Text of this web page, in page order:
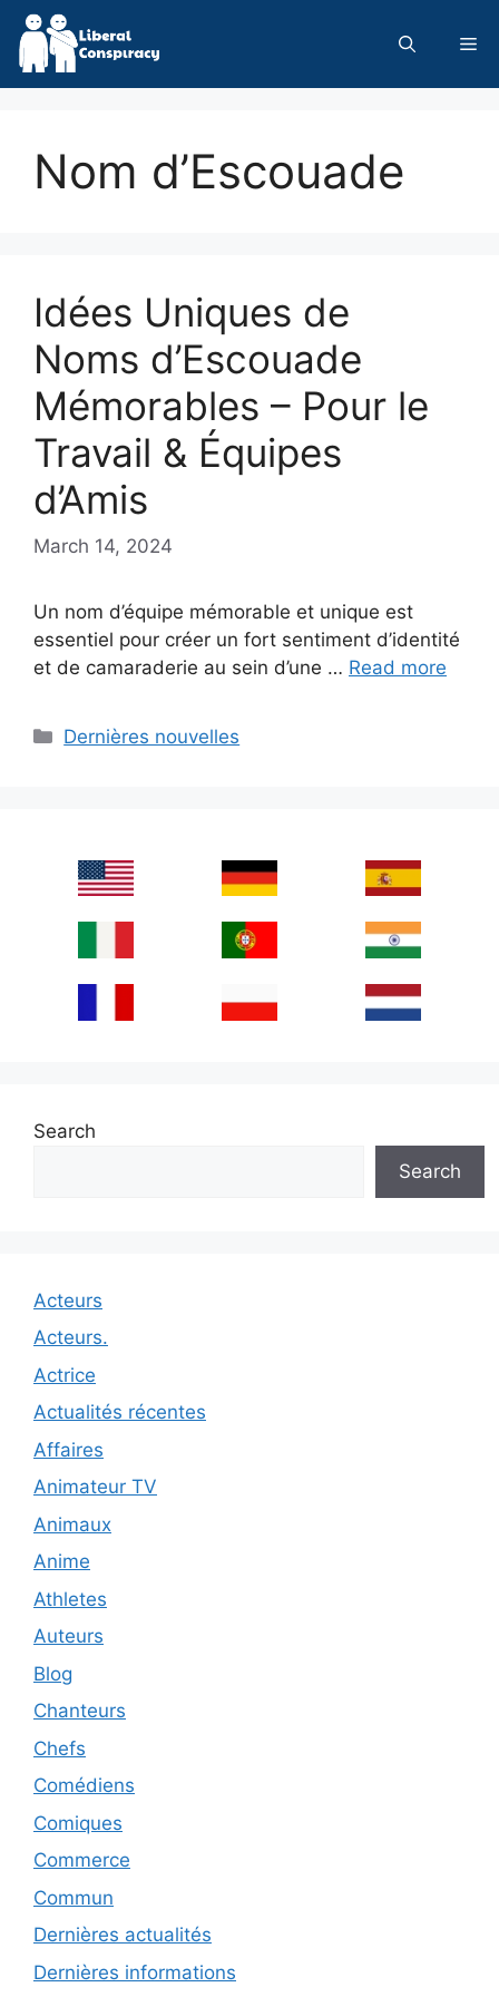
Skip
content
Nom d’Escouade
Idées Uniques de
Noms d’Escouade
Mémorables – Pour le
Travail & Équipes
d’Amis
March 14, 2024
Un nom d’équipe mémorable et unique est
essentiel pour créer un fort sentiment d’identité
et de camaraderie au sein d’une … Read more
Categories
Dernières nouvelles
Search
Search
Acteurs
Acteurs.
Actrice
Actualités récentes
Affaires
Animateur TV
Animaux
Anime
Athletes
Auteurs
Blog
Chanteurs
Chefs
Comédiens
Comiques
Commerce
Commun
Dernières actualités
Dernières informations